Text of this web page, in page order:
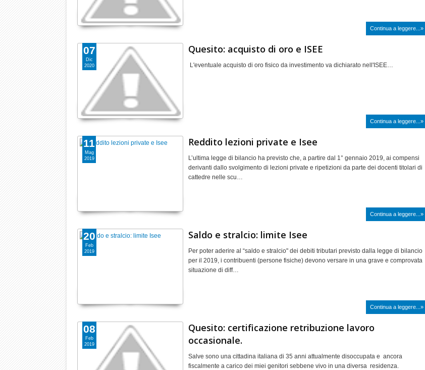
Continua a leggere...»
Quesito: acquisto di oro e ISEE
L'eventuale acquisto di oro fisico da investimento va dichiarato nell'ISEE…
Continua a leggere...»
07
Dic
2020
Reddito lezioni private e Isee
L’ultima legge di bilancio ha previsto che, a partire dal 1° gennaio 2019, ai compensi
derivanti dallo svolgimento di lezioni private e ripetizioni da parte dei docenti titolari di
cattedre nelle scu…
Continua a leggere...»
11
Mag
2019
Saldo e stralcio: limite Isee
Per poter aderire al “saldo e stralcio" dei debiti tributari previsto dalla legge di bilancio
per il 2019, i contribuenti (persone fisiche) devono versare in una grave e comprovata
situazione di diff…
Continua a leggere...»
20
Feb
2019
Quesito: certificazione retribuzione lavoro
occasionale.
Salve sono una cittadina italiana di 35 anni attualmente disoccupata e ancora
fiscalmente a carico dei miei genitori sebbene vivo in una diversa residenza.
08
Feb
2019